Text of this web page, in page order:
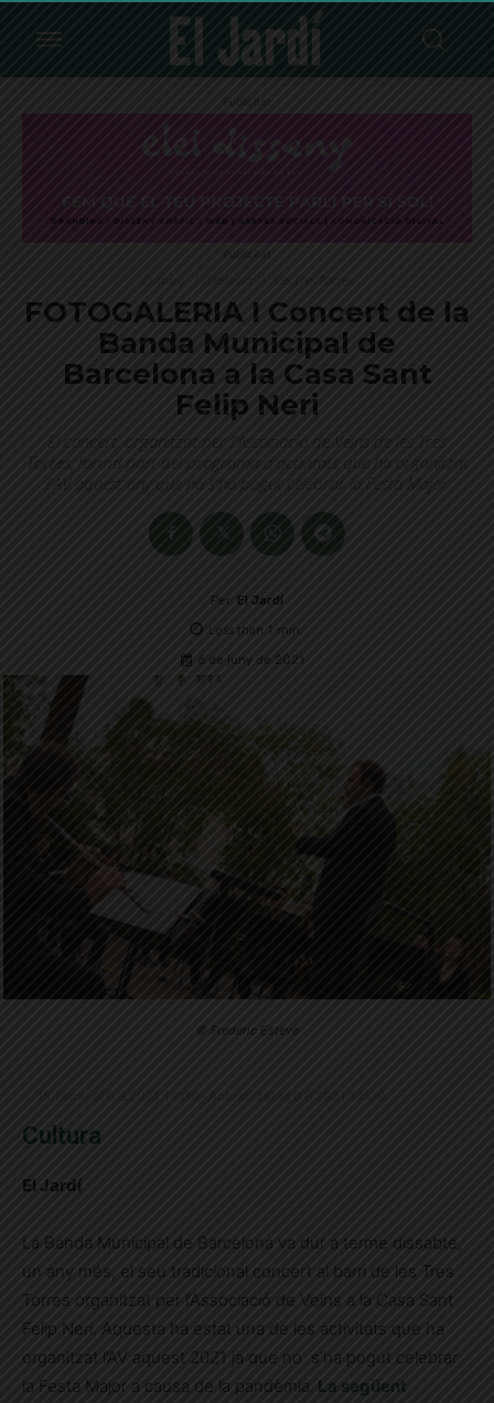
Publicitat
Publicitat
FOTOGALERIA I Concert de la
Banda Municipal de
Barcelona a la Casa Sant
Felip Neri
El concert, organitzat per l'Associació de Veïns de les Tres
Torres, forma part del programa d'activitats que ha organitzat
l'AV aquest any que no s'ha pogut celebrar la Festa Major
Per El Jardí
Less than 1 min.
6 de juny de 2021
© Frederic Esteve
Cultura
El Jardí
La Banda Municipal de Barcelona va dur a terme dissabte,
un any més, el seu tradicional concert al barri de les Tres
Torres organitzat per l’Associació de Veïns a la Casa Sant
Felip Neri. Aquesta ha estat una de les activitats que ha
organitzat l’AV aquest 2021 ja que no s’ha pogut celebrar
la Festa Major a causa de la pandèmia. La següent